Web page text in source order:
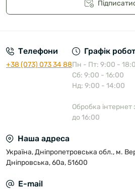
Телефони
+38 (073) 073 34 88
Графік
Пн - Пт: 9:00 -
Сб: 9:00 - 16:00
Нд: 9:00 - 14:00
Обробка
до 16:00
Наша адреса
Україна, Дніпропетровська обл., м.
Дніпровська, 60а, 51600
E-mail